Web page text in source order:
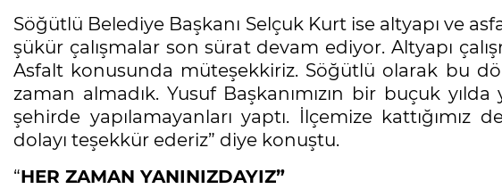
Söğütlü Belediye Başkanı Selçuk Kurt ise altyapı ve
şükür çalışmalar son sürat devam ediyor. Altyapı
Asfalt konusunda müteşekkiriz. Söğütlü olarak bu
zaman almadık. Yusuf Başkanımızın bir buçuk
şehirde yapılamayanları yaptı. İlçemize kattığımız
dolayı teşekkür ederiz” diye konuştu.
“HER ZAMAN YANINIZDAYIZ”